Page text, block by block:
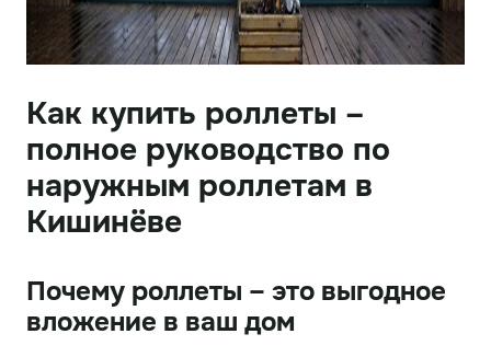
Как купить роллеты –
полное руководство по
наружным роллетам в
Кишинёве
Почему роллеты – это выгодное
вложение в ваш дом